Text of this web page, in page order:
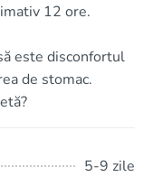
12 ore.
este disconfortul
de stomac.
5-9 zile